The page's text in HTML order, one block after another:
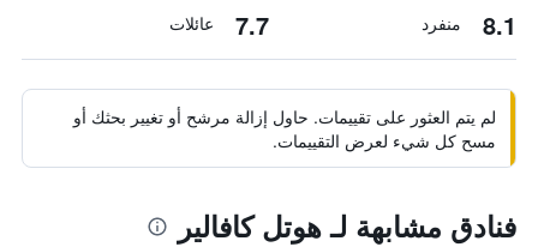
8.1 منفرد 7.7 عائلات
لم يتم العثور على تقييمات. حاول إزالة مرشح أو تغيير بحثك أو
مسح كل شيء لعرض التقييمات.
فنادق مشابهة لـ هوتل كافالير